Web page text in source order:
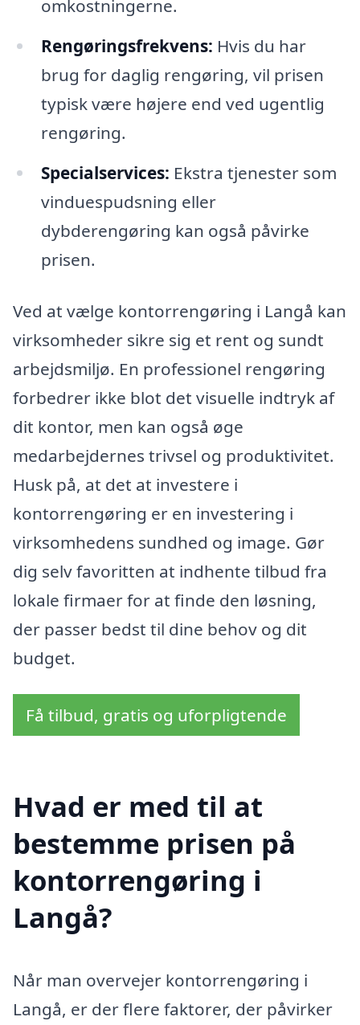
omkostningerne.
Rengøringsfrekvens: Hvis du har
brug for daglig rengøring, vil prisen
typisk være højere end ved ugentlig
rengøring.
Specialservices: Ekstra tjenester som
vinduespudsning eller
dybderengøring kan også påvirke
prisen.
Ved at vælge kontorrengøring i Langå kan
virksomheder sikre sig et rent og sundt
arbejdsmiljø. En professionel rengøring
forbedrer ikke blot det visuelle indtryk af
dit kontor, men kan også øge
medarbejdernes trivsel og produktivitet.
Husk på, at det at investere i
kontorrengøring er en investering i
virksomhedens sundhed og image. Gør
dig selv favoritten at indhente tilbud fra
lokale firmaer for at finde den løsning,
der passer bedst til dine behov og dit
budget.
Få tilbud, gratis og uforpligtende
Hvad er med til at
bestemme prisen på
kontorrengøring i
Langå?
Når man overvejer kontorrengøring i
Langå, er der flere faktorer, der påvirker